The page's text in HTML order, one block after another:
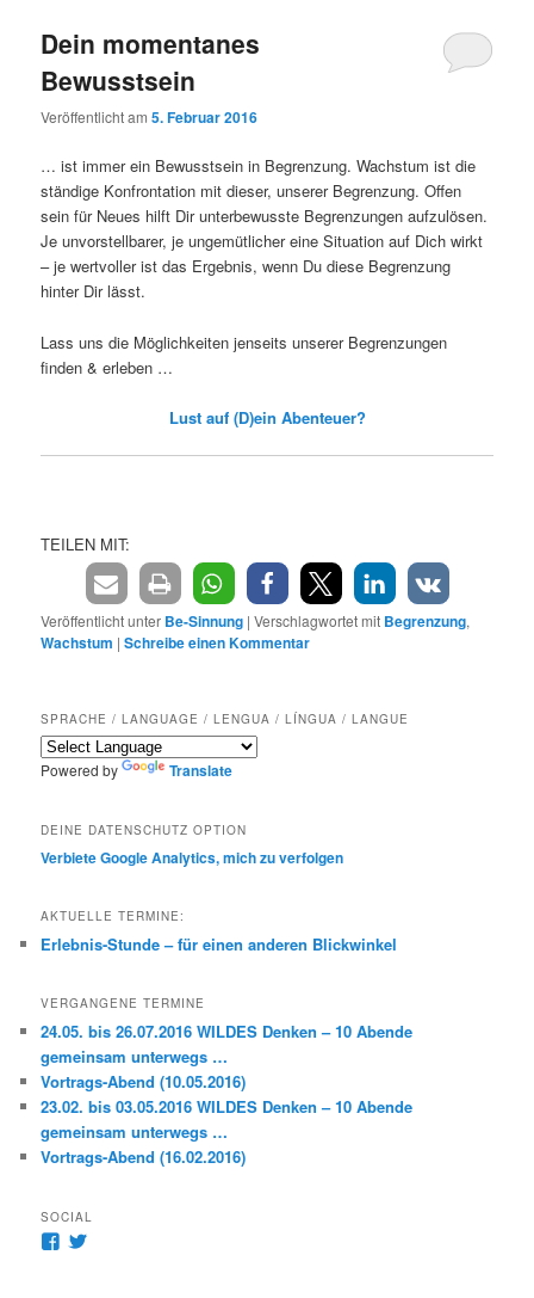
Dein momentanes
Bewusstsein
Veröffentlicht am5. Februar 2016
… ist immer ein Bewusstsein in Begrenzung. Wachstum ist die
ständige Konfrontation mit dieser, unserer Begrenzung. Offen
sein für Neues hilft Dir unterbewusste Begrenzungen aufzulösen.
Je unvorstellbarer, je ungemütlicher eine Situation auf Dich wirkt
– je wertvoller ist das Ergebnis, wenn Du diese Begrenzung
hinter Dir lässt.
Lass uns die Möglichkeiten jenseits unserer Begrenzungen
finden & erleben …
Lust auf (D)ein Abenteuer?
TEILEN MIT:
Veröffentlicht unter Be-Sinnung |Verschlagwortet mit Begrenzung,
Wachstum |Schreibe einen Kommentar
SPRACHE / LANGUAGE / LENGUA / LÍNGUA / LANGUE
Powered by Translate
DEINE DATENSCHUTZ OPTION
Verbiete Google Analytics, mich zu verfolgen
AKTUELLE TERMINE:
Erlebnis-Stunde – für einen anderen Blickwinkel
VERGANGENE TERMINE
24.05. bis 26.07.2016 WILDES Denken – 10 Abende
gemeinsam unterwegs …
Vortrags-Abend (10.05.2016)
23.02. bis 03.05.2016 WILDES Denken – 10 Abende
gemeinsam unterwegs …
Vortrags-Abend (16.02.2016)
SOCIAL
ProfilProfil